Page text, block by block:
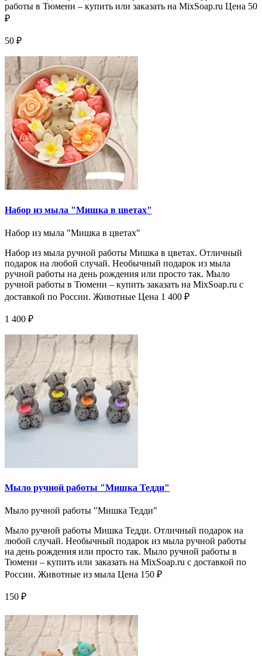
работы в Тюмени – купить или заказать на MixSoap.ru Цена 50
₽
50 ₽
Набор из мыла "Мишка в цветах"
Набор из мыла "Мишка в цветах"
Набор из мыла ручной работы Мишка в цветах. Отличный
подарок на любой случай. Необычный подарок из мыла
ручной работы на день рождения или просто так. Мыло
ручной работы в Тюмени – купить заказать на MixSoap.ru с
доставкой по России. Животные Цена 1 400 ₽
1 400 ₽
Мыло ручной работы "Мишка Тедди"
Мыло ручной работы "Мишка Тедди"
Мыло ручной работы Мишка Тедди. Отличный подарок на
любой случай. Необычный подарок из мыла ручной работы
на день рождения или просто так. Мыло ручной работы в
Тюмени – купить или заказать на MixSoap.ru с доставкой по
России. Животные из мыла Цена 150 ₽
150 ₽